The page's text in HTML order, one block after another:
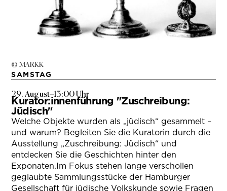
© MARKK
SAMSTAG
29. August–13:00 Uhr
Kurator:innenführung "Zuschreibung:
Jüdisch"
Welche Objekte wurden als „jüdisch“ gesammelt –
und warum? Begleiten Sie die Kuratorin durch die
Ausstellung „Zuschreibung: Jüdisch“ und
entdecken Sie die Geschichten hinter den
Exponaten.Im Fokus stehen lange verschollen
geglaubte Sammlungsstücke der Hamburger
Gesellschaft für jüdische Volkskunde sowie Fragen